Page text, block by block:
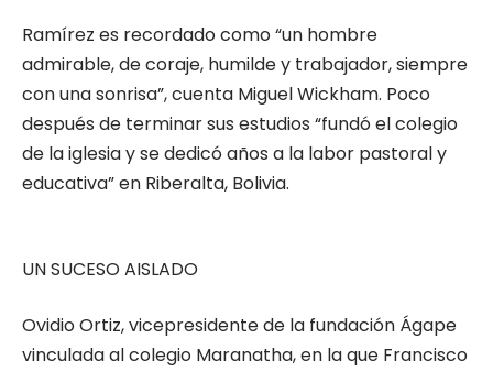
Ramírez es recordado como “un hombre
admirable, de coraje, humilde y trabajador, siempre
con una sonrisa”, cuenta Miguel Wickham. Poco
después de terminar sus estudios “fundó el colegio
de la iglesia y se dedicó años a la labor pastoral y
educativa” en Riberalta, Bolivia.
UN SUCESO AISLADO
Ovidio Ortiz, vicepresidente de la fundación Ágape
vinculada al colegio Maranatha, en la que Francisco